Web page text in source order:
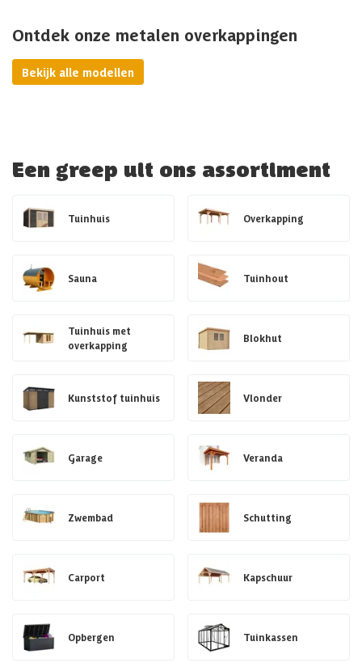
Ontdek onze metalen overkappingen
Bekijk alle modellen
Een greep uit ons assortiment
Tuinhuis Overkapping
Sauna Tuinhout
Tuinhuis met
overkapping
Blokhut
Kunststof tuinhuis Vlonder
Garage Veranda
Zwembad Schutting
Carport Kapschuur
Opbergen Tuinkassen